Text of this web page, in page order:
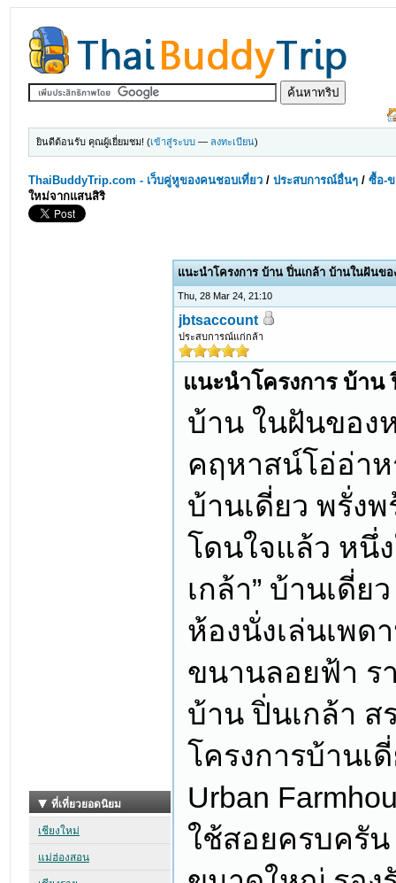
ยินดีต้อนรับ คุณผู้เยี่ยมชม! (เข้าสู่ระบบ — ลงทะเบียน)
ThaiBuddyTrip.com - เว็บคู่หูของคนชอบเที่ยว /ประสบการณ์อื่นๆ /ซื้อ-ข
ใหม่จากแสนสิริ
แนะนำโครงการ บ้าน ปิ่นเกล้า บ้านในฝันข
Thu, 28 Mar 24, 21:10
jbtsaccount
ประสบการณ์แก่กล้า
แนะนำโครงการ บ้า
บ้าน ในฝันของ
คฤหาสน์โอ่อ่า
บ้านเดี่ยว พรั่ง
โดนใจแล้ว หนึ่
เกล้า” บ้านเดี่
ห้องนั่งเล่นเพ
ขนานลอยฟ้า ร
บ้าน ปิ่นเกล้า ส
โครงการบ้านเ
Urban
ใช้สอยครบครั